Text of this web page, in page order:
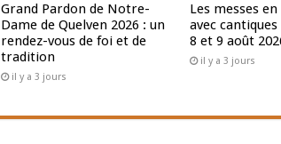
Grand Pardon de Notre-
Dame de Quelven 2026 : un
rendez-vous de foi et de
tradition
il y a 3 jours
Les messes
avec
8 et 9 août
il y a 3 jours